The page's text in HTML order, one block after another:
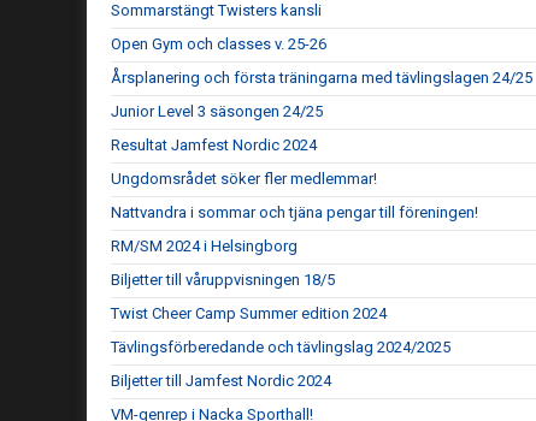
Sommarstängt Twisters kansli
Open Gym och classes v. 25-26
Årsplanering och första träningarna med tävlingslagen 24/25
Junior Level 3 säsongen 24/25
Resultat Jamfest Nordic 2024
Ungdomsrådet söker fler medlemmar!
Nattvandra i sommar och tjäna pengar till föreningen!
RM/SM 2024 i Helsingborg
Biljetter till våruppvisningen 18/5
Twist Cheer Camp Summer edition 2024
Tävlingsförberedande och tävlingslag 2024/2025
Biljetter till Jamfest Nordic 2024
VM-genrep i Nacka Sporthall!